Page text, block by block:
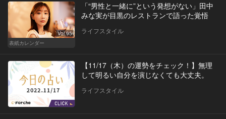
Vol.95
表紙カレンダー
「“男性と一緒に”という発想がない」田中
みな実が目黒のレストランで語った覚悟
ライフスタイル
【11/17（木）の運勢をチェック！】無理
して明るい自分を演じなくても大丈夫。
ライフスタイル